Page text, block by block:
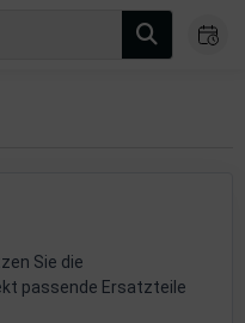
Sie die
passende Ersatzteile